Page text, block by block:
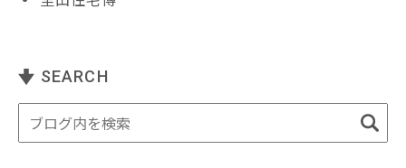
SEARCH